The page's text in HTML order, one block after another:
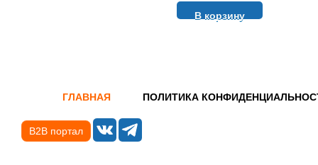
В корзину
ГЛАВНАЯ ПОЛИТИКА
B2B портал